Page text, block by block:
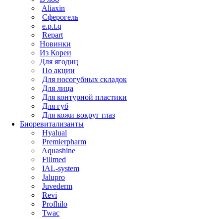
Aliaxin
Сферогель
e.p.t.q
Repart
Новинки
Из Кореи
Для ягодиц
По акции
Для носогубных складок
Для лица
Для контурной пластики
Для губ
Для кожи вокруг глаз
Биоревитализанты
Hyalual
Premierpharm
Aquashine
Fillmed
IAL-system
Jalupro
Juvederm
Revi
Profhilo
Twac